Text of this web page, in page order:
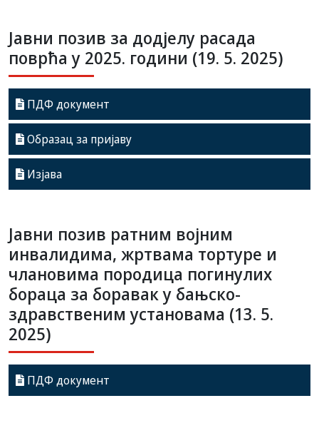
Јавни позив за додјелу расада
поврћа у 2025. години (19. 5. 2025)
ПДФ документ
Образац за пријаву
Изјава
Јавни позив ратним војним
инвалидима, жртвама тортуре и
члановима породица погинулих
бораца за боравак у бањско-
здравственим установама (13. 5.
2025)
ПДФ документ